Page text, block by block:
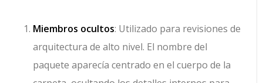
Miembros ocultos: Utilizado para revisiones de
arquitectura de alto nivel. El nombre del
paquete aparecía centrado en el cuerpo de la